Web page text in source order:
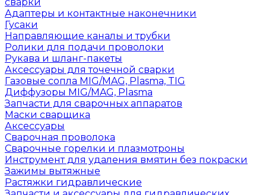
Адаптеры и контактные наконечники
Гусаки
Направляющие каналы и трубки
Ролики для подачи проволоки
Рукава и шланг-пакеты
Аксессуары для точечной сварки
Газовые сопла MIG/MAG, Plasma, TIG
Диффузоры MIG/MAG, Plasma
Запчасти для сварочных аппаратов
Маски сварщика
Аксессуары
Сварочная проволока
Сварочные горелки и плазмотроны
Инструмент для удаления вмятин без покраски
Зажимы вытяжные
Растяжки гидравлические